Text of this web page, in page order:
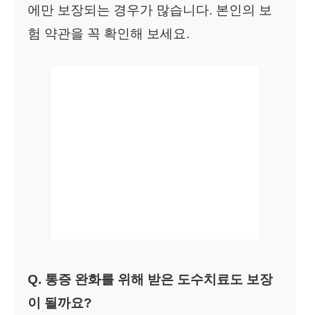
에만 보장되는 경우가 많습니다. 본인의 보
험 약관을 꼭 확인해 보세요.
Q. 통증 완화를 위해 받은 도수치료도 보장
이 될까요?